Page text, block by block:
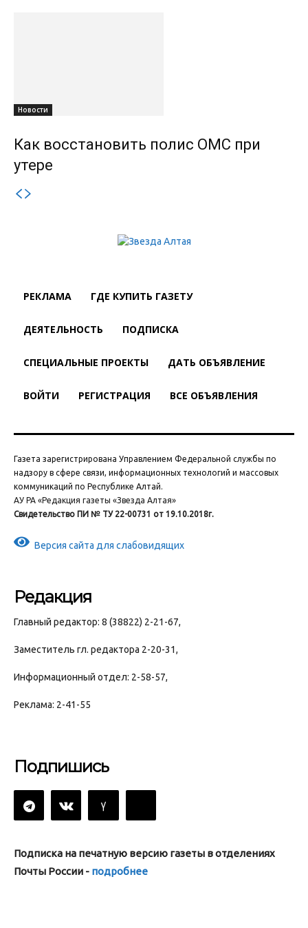
Новости
Как восстановить полис ОМС при
утере
РЕКЛАМА ГДЕ КУПИТЬ ГАЗЕТУ
ДЕЯТЕЛЬНОСТЬ ПОДПИСКА
СПЕЦИАЛЬНЫЕ ПРОЕКТЫ ДАТЬ ОБЪЯВЛЕНИЕ
ВОЙТИ РЕГИСТРАЦИЯ ВСЕ ОБЪЯВЛЕНИЯ
Газета зарегистрирована Управлением Федеральной службы по
надзору в сфере связи, информационных технологий и массовых
коммуникаций по Республике Алтай.
АУ РА «Редакция газеты «Звезда Алтая»
Свидетельство ПИ № ТУ 22-00731 от 19.10.2018г.
Версия сайта для слабовидящих
Редакция
Главный редактор: 8 (38822) 2-21-67,
Заместитель гл. редактора 2-20-31,
Информационный отдел: 2-58-57,
Реклама: 2-41-55
Подпишись
Подписка на печатную версию газеты в отделениях
Почты России - подробнее